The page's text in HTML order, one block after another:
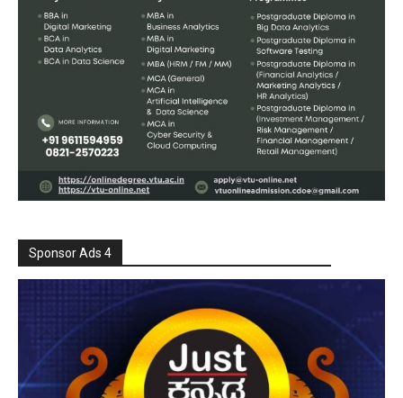
Sponsor Ads 4